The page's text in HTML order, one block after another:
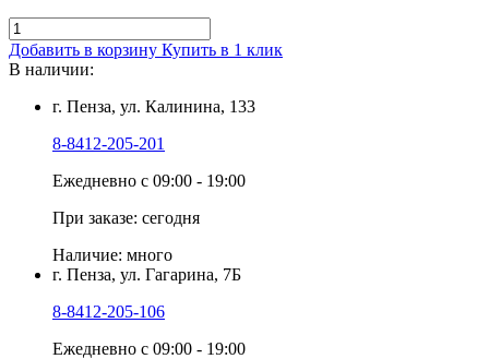
Добавить в корзину Купить в 1 клик
В наличии:
г. Пенза, ул. Калинина, 133
8-8412-205-201
Ежедневно с 09:00 - 19:00
При заказе: сегодня
Наличие: много
г. Пенза, ул. Гагарина, 7Б
8-8412-205-106
Ежедневно с 09:00 - 19:00